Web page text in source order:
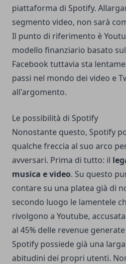
piattaforma di Spotify.
segmento video, non sarà
Il punto di riferimento è
modello finanziario basato
Facebook tuttavia sta
passi nel mondo dei video e
all'argomento.
Le possibilità di Spotify
Nonostante questo, Spotify
qualche freccia al suo arco
avversari. Prima di tutto: il
musica e video. Su questo
contare su una platea già di
secondo luogo le lamentele
rivolgono a Youtube,
al 45% delle revenue
Spotify possiede già una
abitudini dei propri utenti.